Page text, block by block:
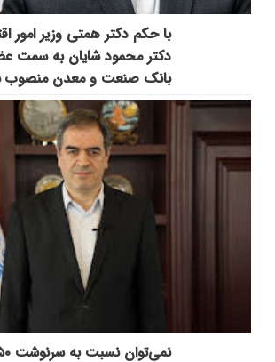
با حکم دکتر همتی وزیر امور
دکتر محمود شایان به سمت
بانک صنعت و معدن